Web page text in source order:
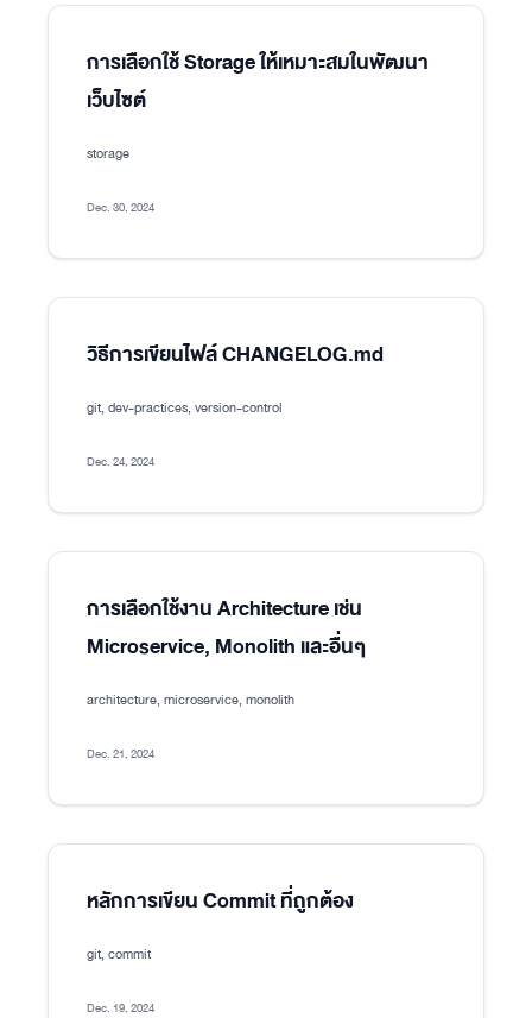
การเลือกใช้ Storage ให้เหมาะสมในพัฒนา
เว็บไซต์
storage
Dec. 30, 2024
วิธีการเขียนไฟล์ CHANGELOG.md
git, dev-practices, version-control
Dec. 24, 2024
การเลือกใช้งาน Architecture เช่น
Microservice, Monolith และอื่นๆ
architecture, microservice, monolith
Dec. 21, 2024
หลักการเขียน Commit ที่ถูกต้อง
git, commit
Dec. 19, 2024